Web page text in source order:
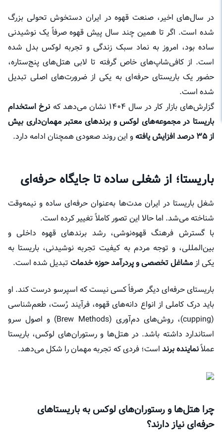
در سال‌های اخیر، صنعت قهوه در ایران دستخوش تحولی بزرگ
شده است. اگر تا همین چند سال پیش قهوه صرفاً یک نوشیدنی
ساده بود، امروز به نماد سبک زندگی و تجربه لوکس بدل شده
است. از کافی‌شاپ‌های خاص گرفته تا لابی هتل‌های پنج‌ستاره،
حضور یک باریستای حرفه‌ای به یکی از ضرورت‌های اصلی تبدیل
شده است.
گزارش‌های بازار کار در سال ۱۴۰۴ نشان می‌دهد که
نرخ استخدام
باریستا در مجموعه‌های لوکس و برندهای معتبر مهمان‌داری بیش
از ۳۵ درصد افزایش یافته
و این روند صعودی همچنان ادامه دارد.
باریستا؛ از شغلی ساده تا جایگاه حرفه‌ای
شغل باریستا در ایران مدت‌ها به‌عنوان حرفه‌ای ساده و نیمه‌وقت
شناخته می‌شد. اما حالا این تصور کاملاً تغییر کرده است.
با گسترش فرهنگ قهوه‌نوشی، رشد برندهای قهوه داخلی و
بین‌المللی، و توجه مردم به کیفیت تجربه نوشیدنی، باریستا به
یکی ازمشاغل تخصصی و پردرآمد حوزه خدمات تبدیل شده است.
باریستای حرفه‌ای دیگر صرفاً کسی نیست که اسپرسو درست کند. او
باید درک کاملی از انواع دانه‌های قهوه، فرآیند رُست، طعم‌شناسی
(cupping)، روش‌های دم‌آوری (Brew Methods) و اصول سرو
استاندارد داشته باشد. در هتل‌ها و رستوران‌های لوکس، باریستا
عملاًنماینده برند است؛ فردی که تجربه مهمان را شکل می‌دهد.
چرا هتل‌ها و رستوران‌های لوکس به باریستاهای
حرفه‌ای نیاز دارند؟